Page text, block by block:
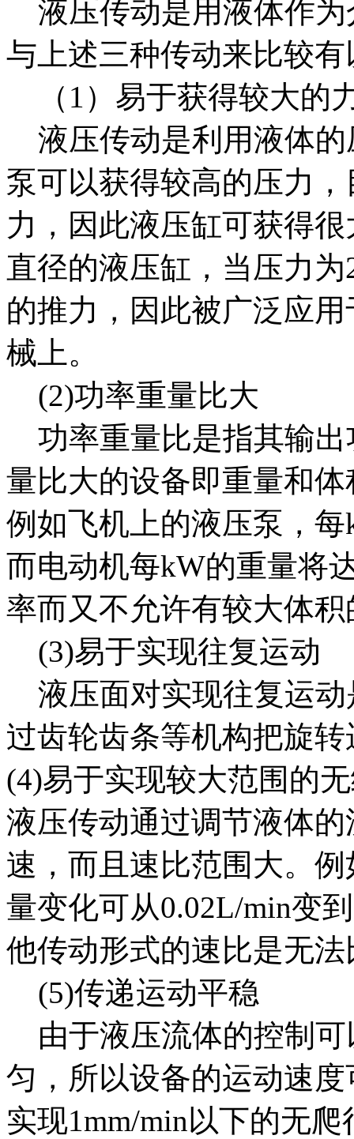
液压传动是用液体作为
与上述三种传动来比较
（1）易于获得较大的
液压传动是利用液体的
泵可以获得较高的压力
力，因此液压缸可获得
直径的液压缸，当压力为
的推力，因此被广泛应
械上。
(2)功率重量比大
功率重量比是指其输出
量比大的设备即重量和
例如飞机上的液压泵，
而电动机每kW的重量将
率而又不允许有较大体
(3)易于实现往复运动
液压面对实现往复运
过齿轮齿条等机构把旋
(4)易于实现较大范围的
液压传动通过调节液体
速，而且速比范围大。
量变化可从0.02L/min变
他传动形式的速比是无
(5)传递运动平稳
由于液压流体的控制可
匀，所以设备的运动速
实现1mm/min以下的无